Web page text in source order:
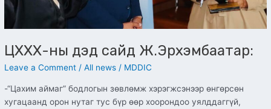
ЦХХХ-ны дэд сайд Ж.Эрхэмбаатар:
Leave a Comment /All news / MDDIC
-“Цахим аймаг” бодлогын зөвлөмж хэрэгжсэнээр өнгөрсөн
хугацаанд орон нутаг тус бүр өөр хоорондоо уялддаггүй,